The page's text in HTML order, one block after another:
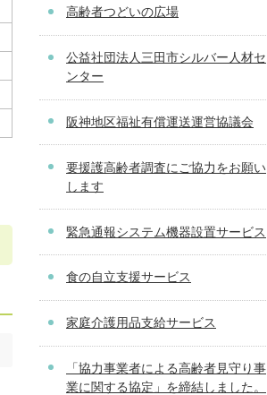
高齢者つどいの広場
公益社団法人三田市シルバー人材セ
ンター
阪神地区福祉有償運送運営協議会
要援護高齢者調査にご協力をお願い
します
緊急通報システム機器設置サービス
食の自立支援サービス
家庭介護用品支給サービス
「協力事業者による高齢者見守り事
業に関する協定」を締結しました。